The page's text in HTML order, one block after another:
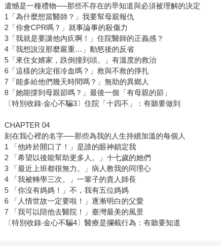
遺憾是一種禮物──那些不存在的早知道與必須被理解的決定
1「為什麼想當醫師？」我要幫母親報仇
2「你會CPR嗎？」就事論事的殺傷力
3「我就是要讓他內疚啊！」住院醫師的正義感？
4「我想說沒那麼嚴重…」動怒後的反省
5「來住女婿家，跌倒撞到頭。」有溫度的救治
6「這樣的決定很冷血嗎？」救與不救的掙扎
7「能多給他們幾天時間嗎？」無助的異鄉人
8「她能撐到母親節嗎？」最後一個「有母親的節」
〔特別收錄‧金心不騙3〕住院「十四不」：有聽要做到
CHAPTER 04
刻在我心裡的名字──那些為我的人生持續加溫的每個人
1 「他終於開口了！」是誰的眼神鎖定我
2 「希望以後能幫助更多人。」十七歲的她們
3 「最近上班都很無力。」病人教我的同理心
4 「我被轉學三次。」一輩子的貴人師長
5 「你沒有媽媽！」不，我有五位媽媽
6 「人情世故一定要啦！」逐漸明白的父愛
7 「我可以陪他去醫院！」臺灣最美的風景
〔特別收錄‧金心不騙4〕醫療是攔截行為：有聽要知道